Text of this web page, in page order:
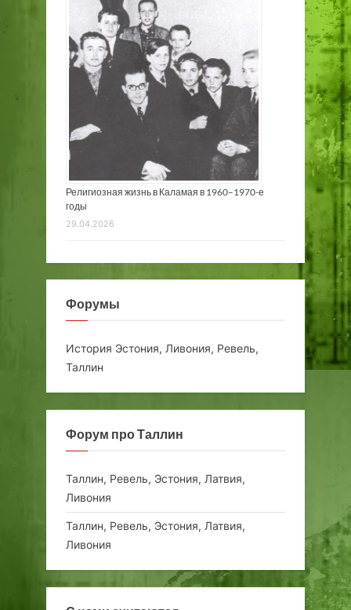
Религиозная жизнь в Каламая в 1960–1970-е
годы
29.04.2026
Форумы
История Эстония, Ливония, Ревель,
Таллин
Форум про Таллин
Таллин, Ревель, Эстония, Латвия,
Ливония
Таллин, Ревель, Эстония, Латвия,
Ливония